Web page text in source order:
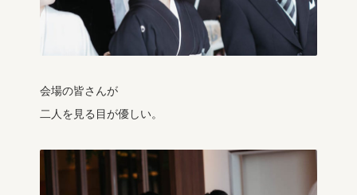
会場の皆さんが
二人を見る目が優しい。